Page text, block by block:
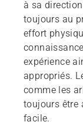
à sa
toujours au
effort
expérience
appropriés.
comme les
toujours être
facile.